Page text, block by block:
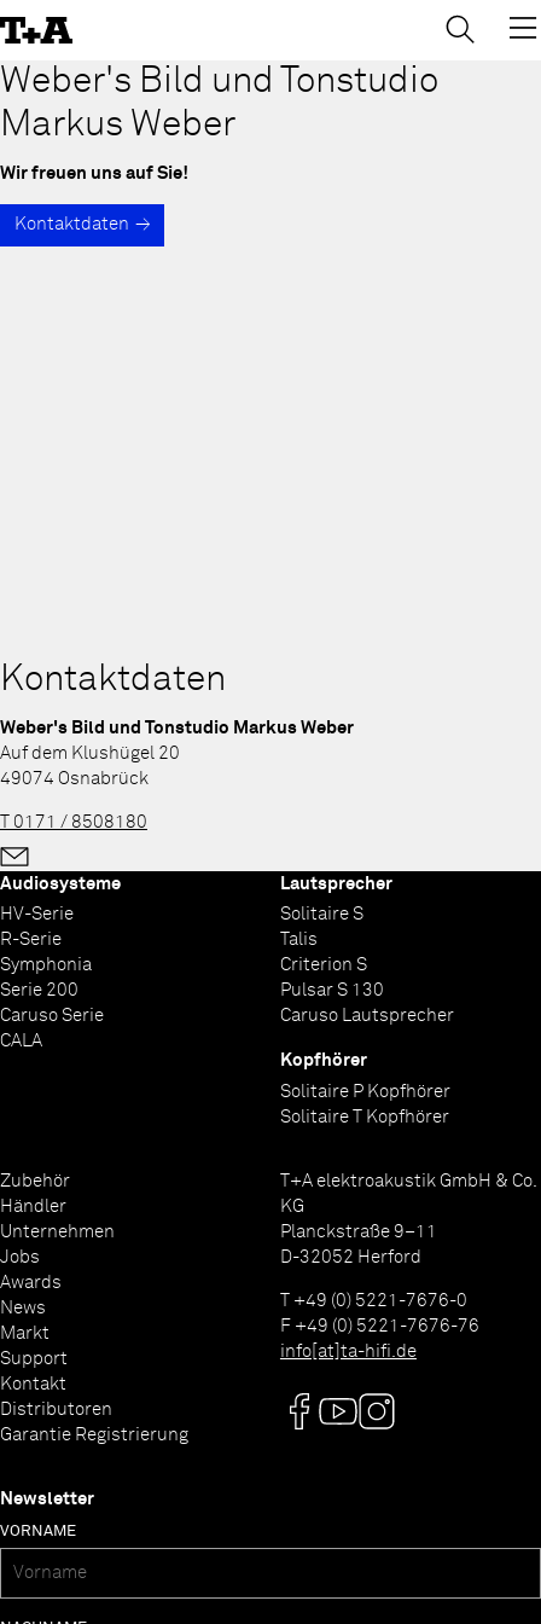
to
Content
Weber's Bild und Tonstudio
Markus Weber
Wir freuen uns auf Sie!
Kontaktdaten
Kontaktdaten
Weber's Bild und Tonstudio Markus Weber
Auf dem Klushügel 20
49074 Osnabrück
T 0171 / 8508180
Audiosysteme
HV-Serie
R-Serie
Symphonia
Serie 200
Caruso Serie
CALA
Lautsprecher
Solitaire S
Talis
Criterion S
Pulsar S 130
Caruso Lautsprecher
Kopfhörer
Solitaire P Kopfhörer
Solitaire T Kopfhörer
Zubehör
Händler
Unternehmen
Jobs
Awards
News
Markt
Support
Kontakt
Distributoren
Garantie Registrierung
T+A elektroakustik GmbH & Co.
KG
Planckstraße 9–11
D-32052 Herford
T +49 (0) 5221-7676-0
F +49 (0) 5221-7676-76
info[at]ta-hifi.de
Newsletter
VORNAME
→ ×